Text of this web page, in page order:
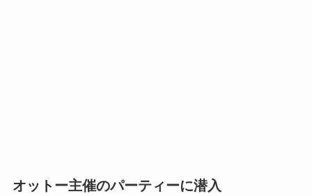
オットー主催のパーティーに潜入